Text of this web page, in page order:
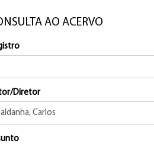
AO ACERVO
Diretor